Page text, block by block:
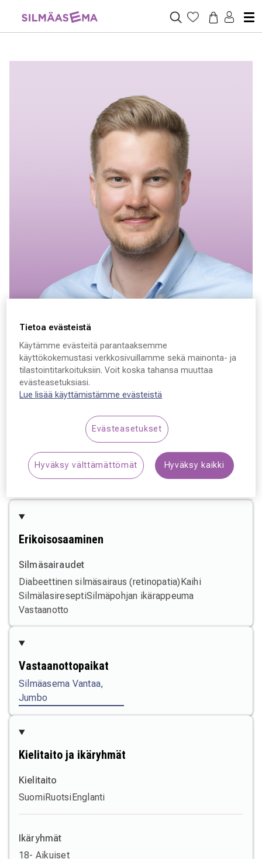
Olli Ala-Fossi
Lääkäri, silmätautien erikoislääkäri
2022. Työskentelen Etelä-Pohjanmaan
Sairaanhoitopiirissä kliinisessä työssä sekä Helsingin ja
Uudenmaan Sairaanhoitopiirissä koulutuslääkärinä. Teen
väitöskirjaa sarveiskalvonsiirtoihin liittyen.
Erikoisosaaminen
Silmäsairaudet
Diabeettinen silmäsairaus (retinopatia)Kaihi
SilmälasireseptiSilmäpohjan ikärappeuma
Vastaanotto
Vastaanottopaikat
Silmäasema Vantaa,
Jumbo
Kielitaito ja ikäryhmät
Kielitaito
SuomiRuotsiEnglanti
Ikäryhmät
18- Aikuiset
Tietoa evästeistä
Käytämme evästeitä parantaaksemme
käyttökokemustasi verkkosivuillamme sekä mainonta- ja
tilastointitarkoituksiin. Voit koska tahansa muuttaa
evästeasetuksiasi.
Lue lisää käyttämistämme evästeistä
Evästeasetukset
Hyväksy välttämättömät Hyväksy kaikki